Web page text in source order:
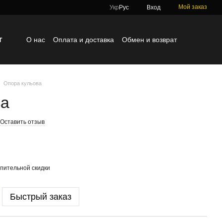
Укр Рус Вход Мой заказ
О нас Оплата и доставка
Обмен и возврат
Опора кульова
Оставить отзыв
скидки
Быстрый заказ